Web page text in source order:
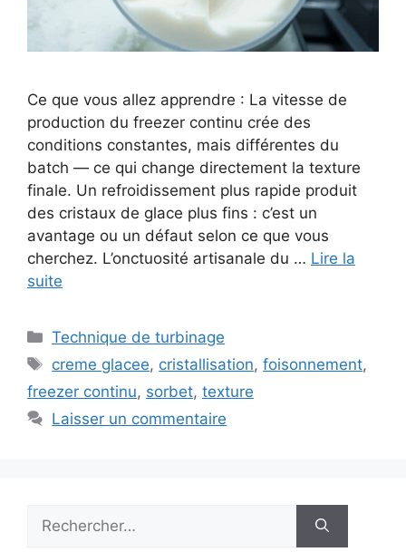
Ce que vous allez apprendre : La vitesse de
production du freezer continu crée des
conditions constantes, mais différentes du
batch — ce qui change directement la texture
finale. Un refroidissement plus rapide produit
des cristaux de glace plus fins : c’est un
avantage ou un défaut selon ce que vous
cherchez. L’onctuosité artisanale du … Lire la
suite
Catégories
Technique de turbinage
Étiquettes
creme glacee, cristallisation,foisonnement,
freezer continu, sorbet, texture
Laisser un commentaire